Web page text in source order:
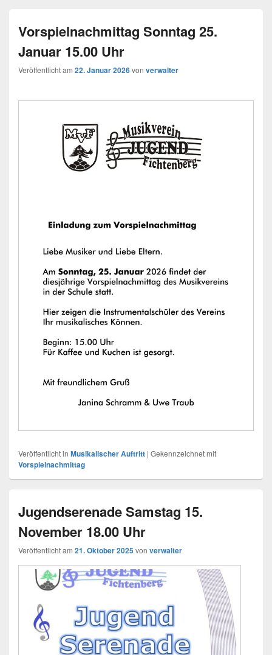
Vorspielnachmittag Sonntag 25.
Januar 15.00 Uhr
Veröffentlicht am 22. Januar 2026von verwalter
Veröffentlicht in Musikalischer Auftritt | Gekennzeichnet mit
Vorspielnachmittag
Jugendserenade Samstag 15.
November 18.00 Uhr
Veröffentlicht am 21. Oktober 2025von verwalter